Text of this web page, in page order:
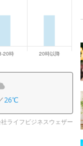
26℃
ライフビジネスウェザー